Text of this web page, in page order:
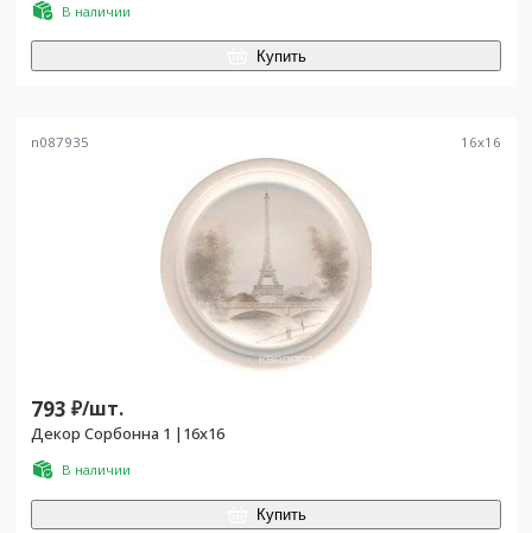
В наличии
Купить
n087935 16x16
793 ₽/шт.
Декор Сорбонна 1 |16x16
В наличии
Купить